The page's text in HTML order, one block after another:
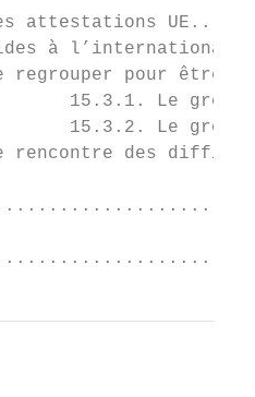
attestations
à
regrouper pour être
15.3.1. Le
15.3.2. Le
rencontre